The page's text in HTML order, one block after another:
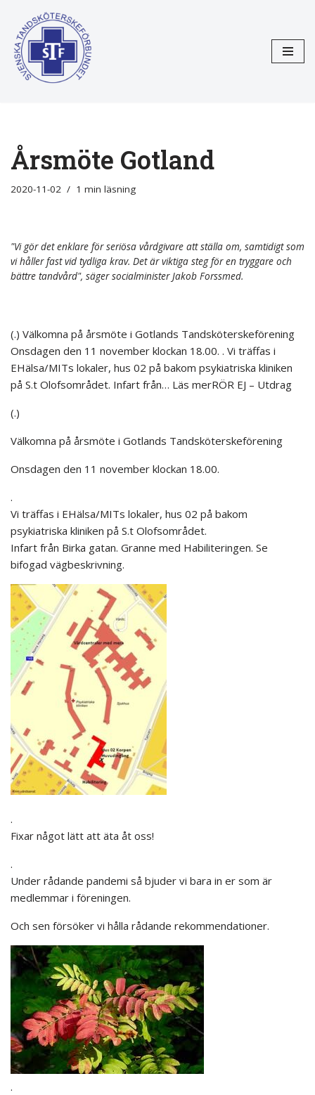
Hoppa
till
innehåll
Årsmöte Gotland
2020-11-02 1 min läsning
"Vi gör det enklare för seriösa vårdgivare att ställa om, samtidigt som
vi håller fast vid tydliga krav. Det är viktiga steg för en tryggare och
bättre tandvård", säger socialminister Jakob Forssmed.
(.) Välkomna på årsmöte i Gotlands Tandsköterskeförening
Onsdagen den 11 november klockan 18.00. . Vi träffas i
EHälsa/MITs lokaler, hus 02 på bakom psykiatriska kliniken
på S.t Olofsområdet. Infart från… Läs merRÖR EJ – Utdrag
(.)
Välkomna på årsmöte i Gotlands Tandsköterskeförening
Onsdagen den 11 november klockan 18.00.
.
Vi träffas i EHälsa/MITs lokaler, hus 02 på bakom
psykiatriska kliniken på S.t Olofsområdet.
Infart från Birka gatan. Granne med Habiliteringen. Se
bifogad vägbeskrivning.
.
Fixar något lätt att äta åt oss!
.
Under rådande pandemi så bjuder vi bara in er som är
medlemmar i föreningen.
Och sen försöker vi hålla rådande rekommendationer.
.